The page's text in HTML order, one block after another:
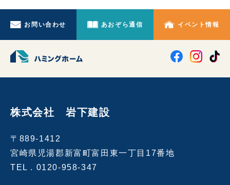
お問い合わせ あおぞら通信 イベント情報
株式会社 岩下建設
〒889-1412
宮崎県児湯郡新富町富田東一丁目17番地
TEL . 0120-958-347